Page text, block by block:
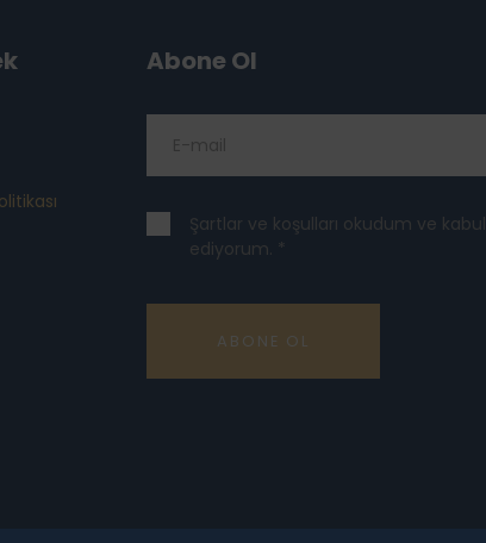
Abone Ol
Şartlar ve koşulları okudum ve kabul
ediyorum. *